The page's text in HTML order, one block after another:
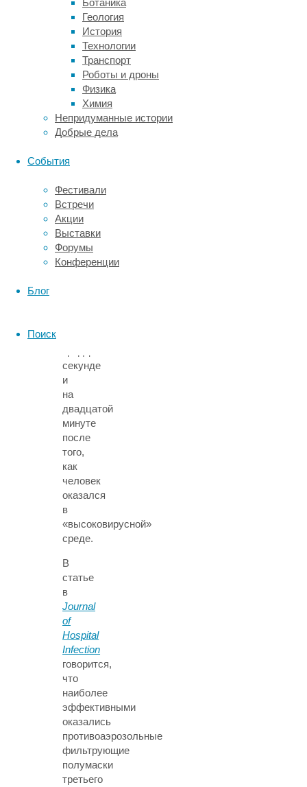
Ботаника
Геология
История
Технологии
Транспорт
Роботы и дроны
Физика
Химия
Непридуманные истории
Добрые дела
События
Фестивали
Встречи
Акции
Выставки
Форумы
Конференции
Блог
Поиск
данными
масках
заражаемости
SARS-
CoV-
опубликованными
в
литературе,
построили
математическую
модель,
описывающую
эффективность
разных
секунде
и
на
двадцатой
минуте
после
того,
как
человек
оказался
в
«высоковирусной»
среде.
В
статье
в
Journal
of
Hospital
Infection
говорится,
что
наиболее
эффективными
оказались
противоаэрозольные
фильтрующие
полумаски
третьего